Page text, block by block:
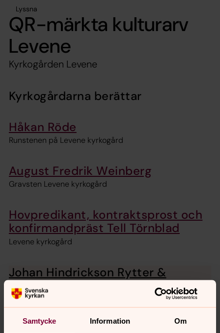
Samtycke Information Om
Lyssna
QR-märkta kulturarv
Levene
Kyrkogården Levene
Kyrkogårdarna berättar
Håkan Röde
Runstenen på Levene kyrkogård
August Fredrik Weinberg
Gravsten Levene kyrkogård
Hovpredikant, kontraktsprost och
konfirmandpräst Tell Törnblad
Levene kyrkogård
Johan Hindrickson Rytter &
Catharina Håkansdotter Hand
Gravhäll Levene kyrkogård